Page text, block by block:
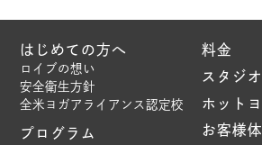
はじめての方へ
ロイブの想い
安全衛生方針
全米ヨガアライアンス認定校
プログラム
料金
スタジ
ホット
お客様